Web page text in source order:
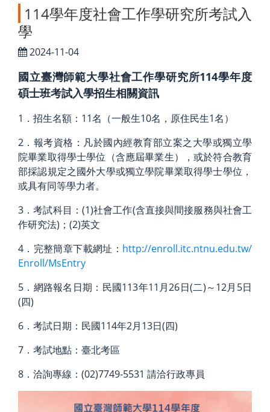
114學年度社會工作學研究所考試入
學
2024-11-04
國立臺灣師範大學社會工作學研究所114學年度
碩士班考試入學招生相關資訊
1．招生名額：11名（一般生10名，原住民生1名）
2．報考資格：凡於國內經教育部立案之大學或獨立學
院畢業取得學士學位（含應屆畢業生），或於符合教育
部採認規定之國外大學或獨立學院畢業取得學士學位，
或具有同等學力者。
3．考試科目：(1)社會工作(含直接與間接服務與社會工
作研究法)；(2)英文
4．完整簡章下載網址： http://enroll.itc.ntnu.edu.tw/
Enroll/MsEntry
5．網路報名日期：民國113年11月26日(二)～12月5日
(四)
6．考試日期：民國114年2月13日(四)
7．考試地點：臺北考區
8．洽詢專線：(02)7749-5531 請洽行政專員